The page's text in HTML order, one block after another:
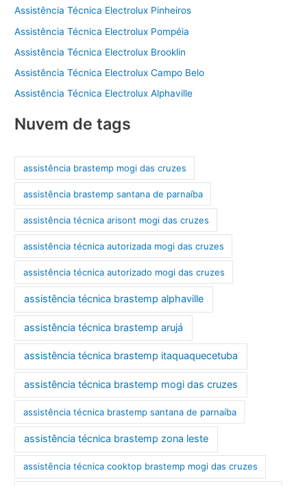
Assistência Técnica Electrolux Pinheiros
Assistência Técnica Electrolux Pompéia
Assistência Técnica Electrolux Brooklin
Assistência Técnica Electrolux Campo Belo
Assistência Técnica Electrolux Alphaville
Nuvem de tags
assistência brastemp mogi das cruzes
assistência brastemp santana de parnaíba
assistência técnica arisont mogi das cruzes
assistência técnica autorizada mogi das cruzes
assistência técnica autorizado mogi das cruzes
assistência técnica brastemp alphaville
assistência técnica brastemp arujá
assistência técnica brastemp itaquaquecetuba
assistência técnica brastemp mogi das cruzes
assistência técnica brastemp santana de parnaíba
assistência técnica brastemp zona leste
assistência técnica cooktop brastemp mogi das cruzes